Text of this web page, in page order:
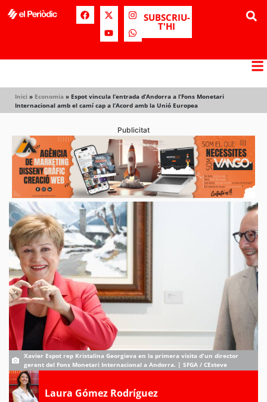
SUBSCRIU-
T'HI
Inici » Economia » Espot vincula l’entrada d’Andorra a l’Fons Monetari
Internacional amb el camí cap a l’Acord amb la Unió Europea
Publicitat
Xavier Espot rep Kristalina Georgieva en la primera visita d'un director
gerent del Fons Monetari Internacional a Andorra. | SFGA / CEsteve
Laura Gómez Rodríguez